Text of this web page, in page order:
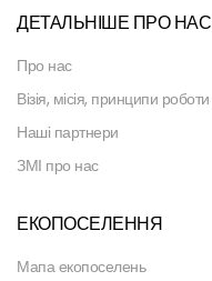
ДЕТАЛЬНІШЕ ПРО НАС
Про нас
Візія, місія, принципи роботи
Наші партнери
ЗМІ про нас
ЕКОПОСЕЛЕННЯ
Мапа екопоселень